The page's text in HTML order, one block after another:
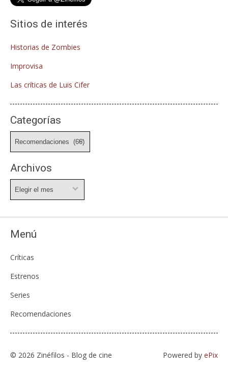
Sitios de interés
Historias de Zombies
Improvisa
Las críticas de Luis Cifer
Categorías
Archivos
Menú
Críticas
Estrenos
Series
Recomendaciones
© 2026 Zinéfilos - Blog de cine Powered by ePix